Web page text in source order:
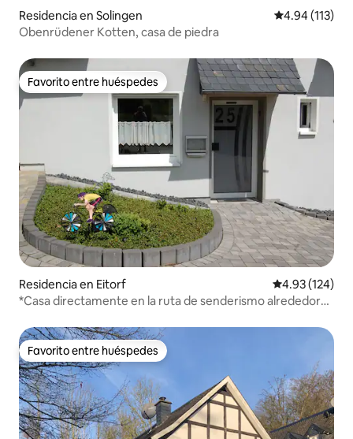
Residencia en Solingen Calificación
4.94 (113)
Obenrüdener Kotten, casa de piedra
Favorito entre huéspedes
Favorito entre huéspedes
Residencia en Eitorf Calificación
4.93 (124)
*Casa directamente en la ruta de senderismo alrededor
Favorito entre huéspedes
Favorito entre huéspedes